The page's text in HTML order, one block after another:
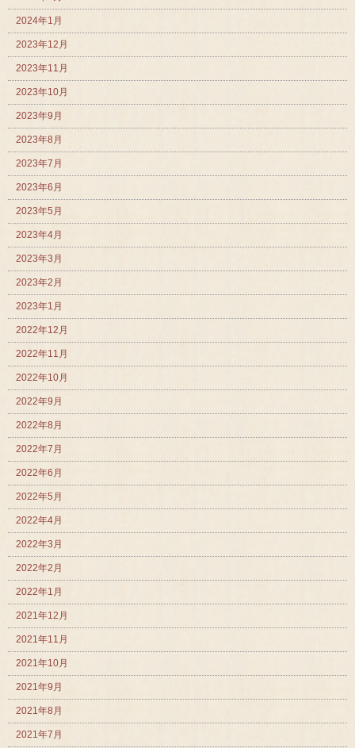
2024年1月
2023年12月
2023年11月
2023年10月
2023年9月
2023年8月
2023年7月
2023年6月
2023年5月
2023年4月
2023年3月
2023年2月
2023年1月
2022年12月
2022年11月
2022年10月
2022年9月
2022年8月
2022年7月
2022年6月
2022年5月
2022年4月
2022年3月
2022年2月
2022年1月
2021年12月
2021年11月
2021年10月
2021年9月
2021年8月
2021年7月